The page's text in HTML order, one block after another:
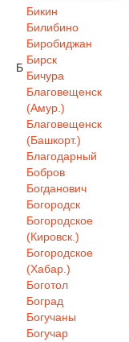
Б
Бикин
Билибино
Биробиджан
Бирск
Бичура
Благовещенск
(Амур.)
Благовещенск
(Башкорт.)
Благодарный
Бобров
Богданович
Богородск
Богородское
(Кировск.)
Богородское
(Хабар.)
Боготол
Боград
Богучаны
Богучар